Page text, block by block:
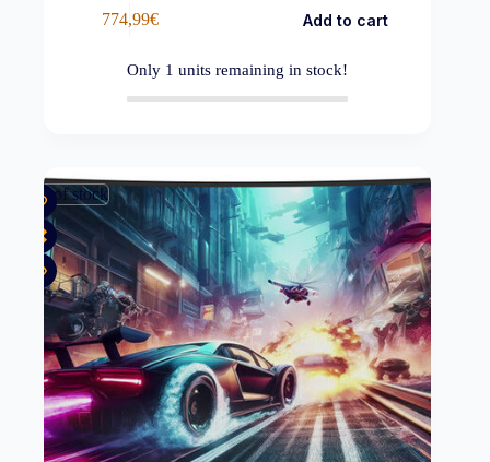
774,99€ Add to cart
Only 1 units remaining in stock!
Out of stock